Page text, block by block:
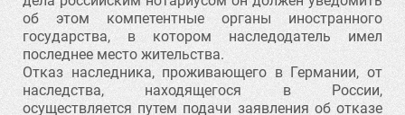
об этом компетентные органы иностранного
государства, в котором наследодатель имел
последнее место жительства.
Отказ наследника, проживающего в Германии, от
наследства, находящегося в России,
осуществляется путем подачи заявления об отказе